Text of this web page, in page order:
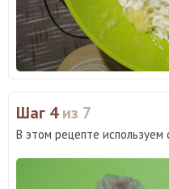
Шаг 4из 7
В этом рецепте